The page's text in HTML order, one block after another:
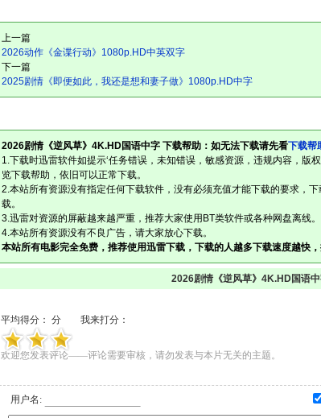
上一篇
2026动作《金谍行动》1080p.HD中英双字
下一篇
2025剧情《即便如此，我还是想和妻子做》1080p.HD中字
2026剧情《逆风草》4K.HD国语中字 下载帮助：如无法下载请先看下载帮
1.下载时迅雷软件如提示‘任务错误，未知错误，敏感资源，违规内容，版
览下载帮助，依旧可以正常下载。
2.本站所有资源没有指定任何下载软件，没有必须充值才能下载的要求，
载。
3.迅雷对资源的屏蔽越来越严重，推荐大家使用BT类软件或各种网盘离线。
4.本站所有资源没有不良广告，请大家放心下载。
本站所有电影完全免费，推荐使用迅雷下载，下载的人越多下载速度越快
2026剧情《逆风草》4K.HD国语中